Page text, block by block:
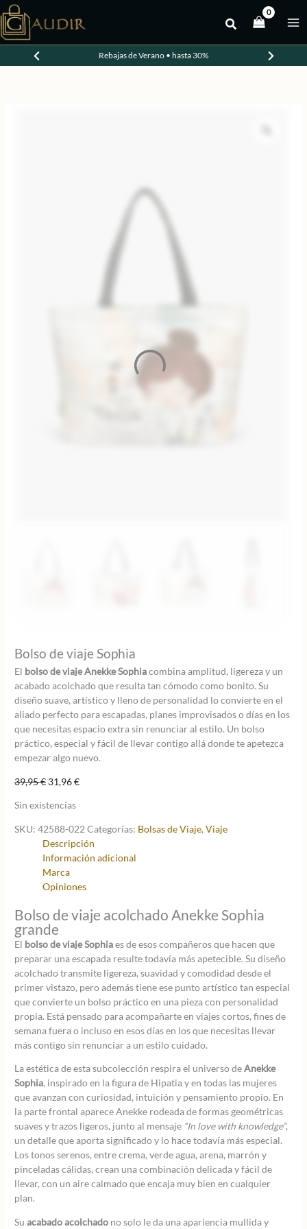
al
contenido
Rebajas de Verano • hasta 30%
-20%
Bolso de viaje Sophia
El bolso de viaje Anekke Sophiacombina amplitud, ligereza y un
acabado acolchado que resulta tan cómodo como bonito. Su
diseño suave, artístico y lleno de personalidad lo convierte en el
aliado perfecto para escapadas, planes improvisados o días en los
que necesitas espacio extra sin renunciar al estilo. Un bolso
práctico, especial y fácil de llevar contigo allá donde te apetezca
empezar algo nuevo.
39,95€ El
original
era:
39,95 €.
31,96€El
es:
31,96 €.
Sin existencias
SKU:42588-022 Categorías: Bolsas de Viaje,Viaje
Descripción
Información adicional
Marca
Opiniones
Bolso de viaje acolchado Anekke Sophia
grande
El bolso de viaje Sophiaes de esos compañeros que hacen que
preparar una escapada resulte todavía más apetecible. Su diseño
acolchado transmite ligereza, suavidad y comodidad desde el
primer vistazo, pero además tiene ese punto artístico tan especial
que convierte un bolso práctico en una pieza con personalidad
propia. Está pensado para acompañarte en viajes cortos, fines de
semana fuera o incluso en esos días en los que necesitas llevar
más contigo sin renunciar a un estilo cuidado.
La estética de esta subcolección respira el universo deAnekke
Sophia, inspirado en la figura de Hipatia y en todas las mujeres
que avanzan con curiosidad, intuición y pensamiento propio. En
la parte frontal aparece Anekke rodeada de formas geométricas
suaves y trazos ligeros, junto al mensaje “In love with knowledge”,
un detalle que aporta significado y lo hace todavía más especial.
Los tonos serenos, entre crema, verde agua, arena, marrón y
pinceladas cálidas, crean una combinación delicada y fácil de
llevar, con un aire calmado que encaja muy bien en cualquier
plan.
Suacabado acolchado no solo le da una apariencia mullida y